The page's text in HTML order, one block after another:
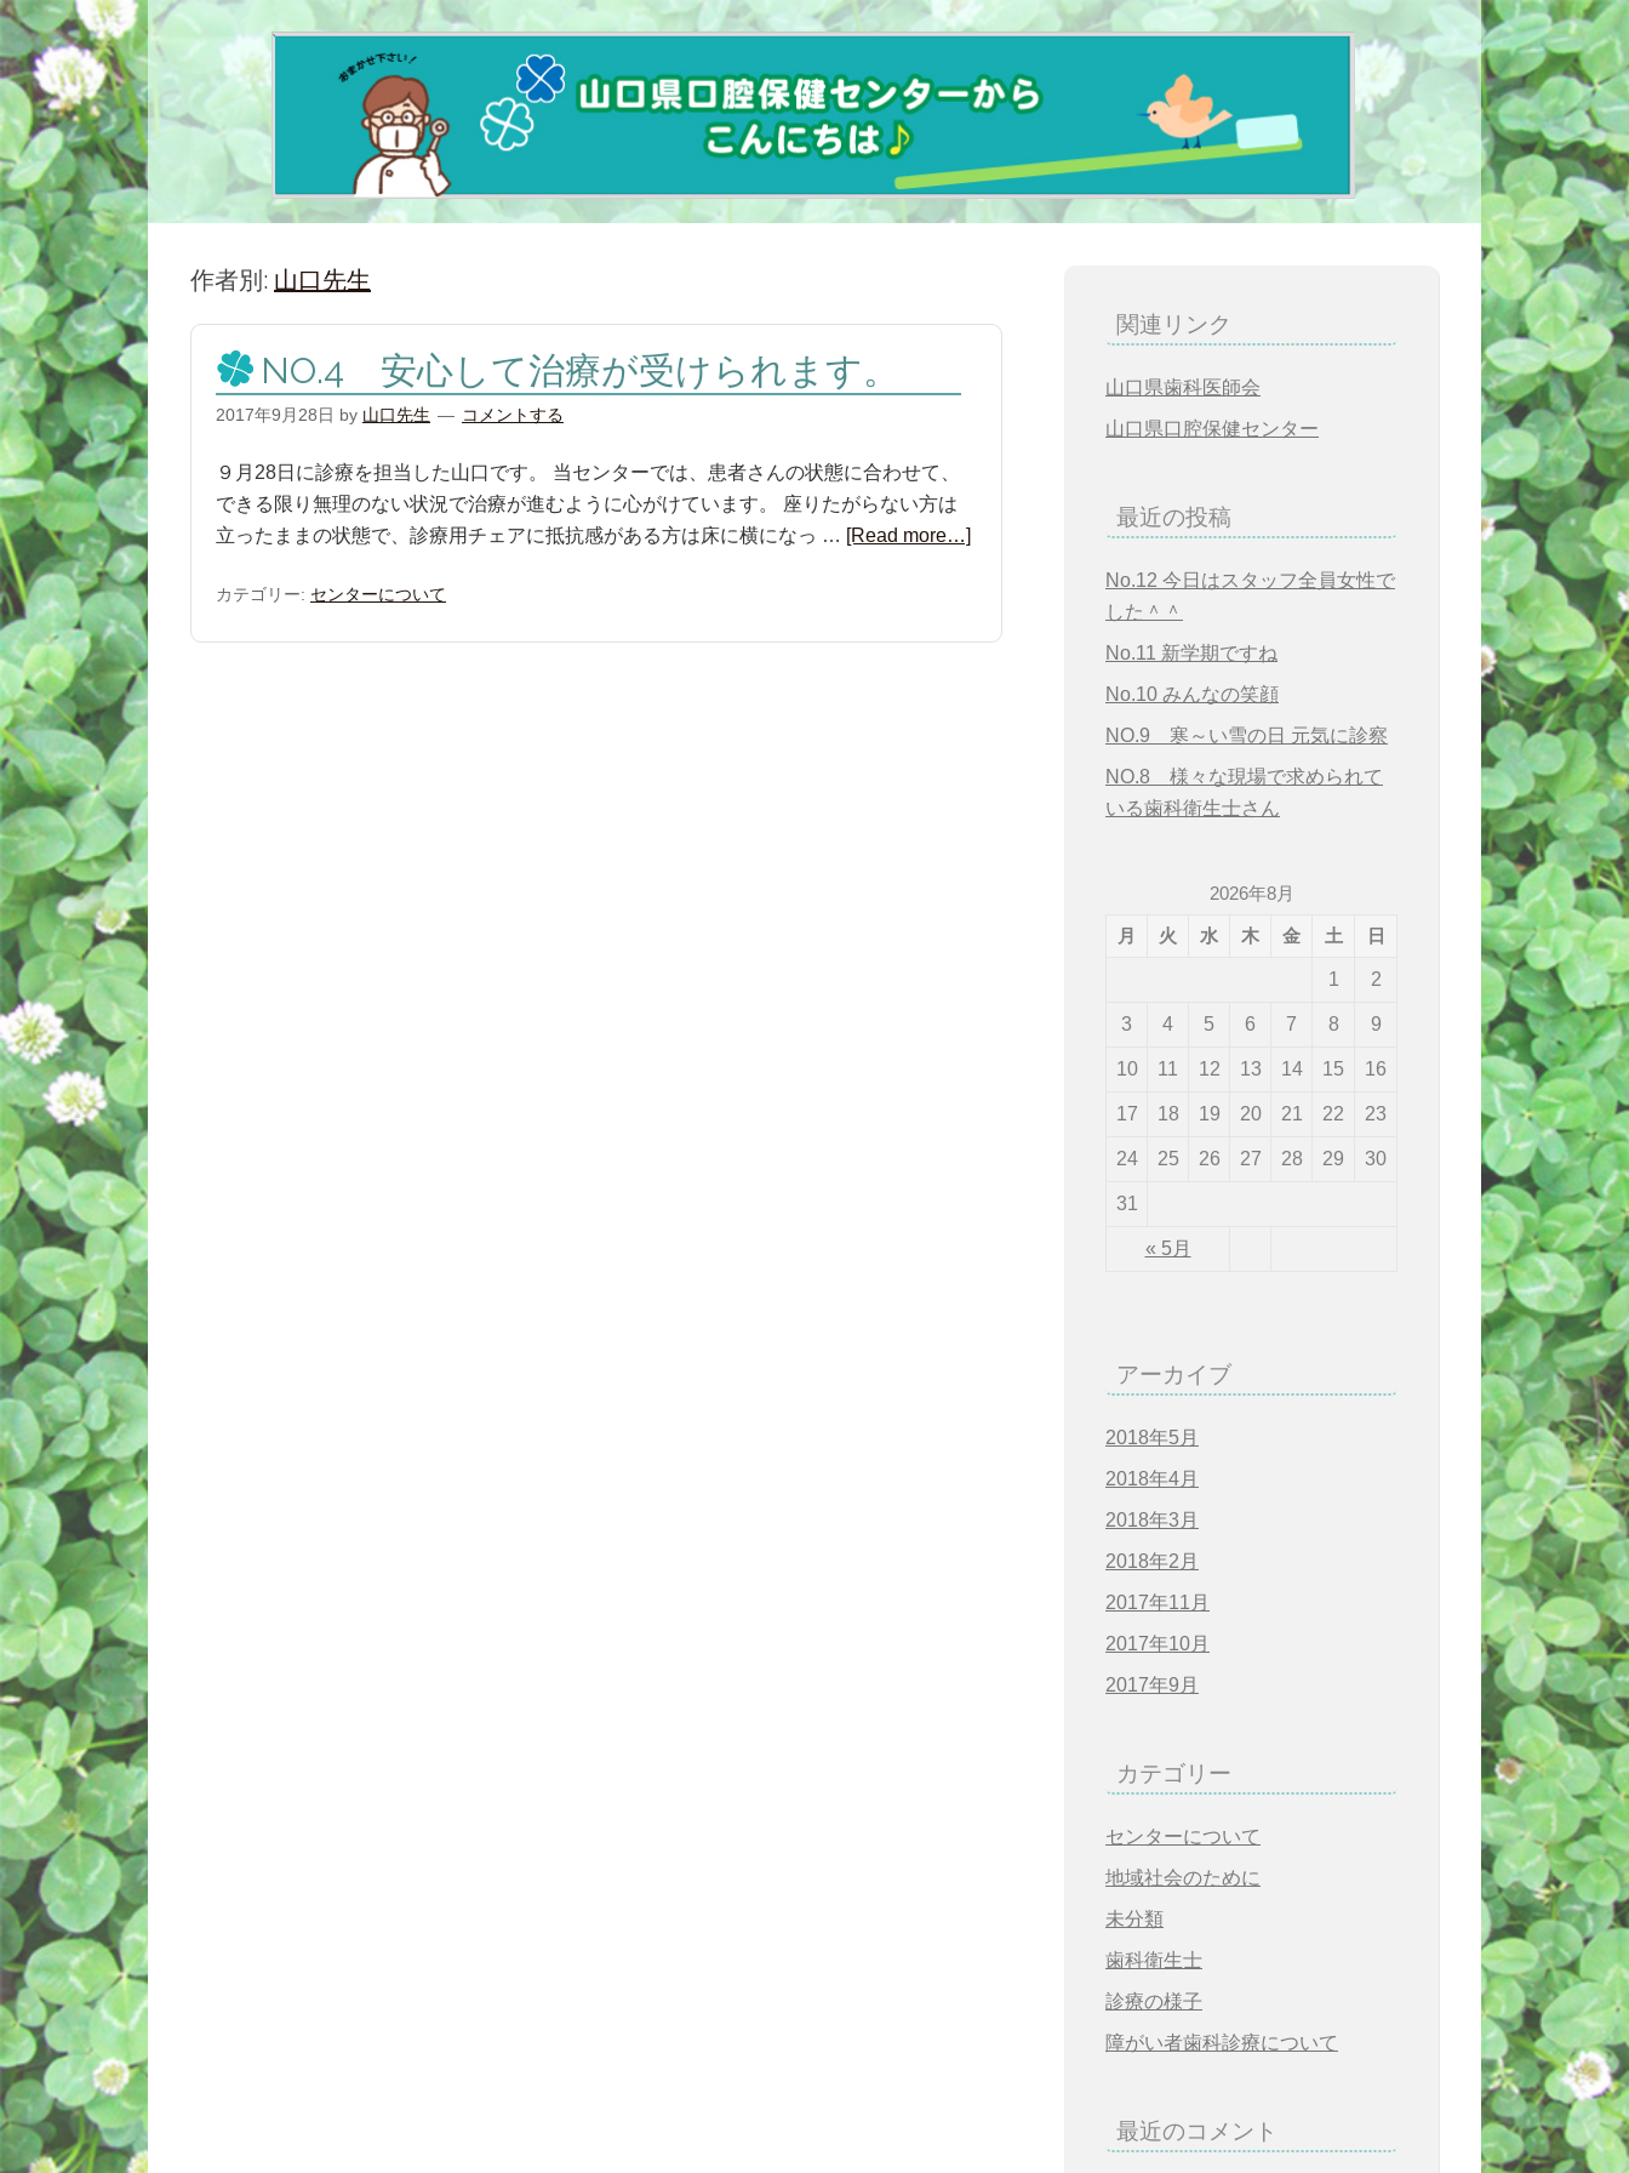
作者別: 山口先生
NO.4 安心して治療が受けられます。
2017年9月28日 by 山口先生 コメントする
９月28日に診療を担当した山口です。 当センターでは、患者さんの状態に合わせて、
できる限り無理のない状況で治療が進むように心がけています。 座りたがらない方は
立ったままの状態で、診療用チェアに抵抗感がある方は床に横になっ … [Read more…]
カテゴリー: センターについて
関連リンク
山口県歯科医師会
山口県口腔保健センター
最近の投稿
No.12 今日はスタッフ全員女性で
した＾＾
No.11 新学期ですね
No.10 みんなの笑顔
NO.9 寒～い雪の日 元気に診察
NO.8 様々な現場で求められて
いる歯科衛生士さん
2026年8月
月 火 水 木 金 土 日
« 5月
1 2
3 4 5 6 7 8 9
10 11 12 13 14 15 16
17 18 19 20 21 22 23
24 25 26 27 28 29 30
31
アーカイブ
2018年5月
2018年4月
2018年3月
2018年2月
2017年11月
2017年10月
2017年9月
カテゴリー
センターについて
地域社会のために
未分類
歯科衛生士
診療の様子
障がい者歯科診療について
最近のコメント